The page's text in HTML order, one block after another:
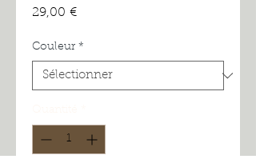
29,00 €Prix
Couleur *